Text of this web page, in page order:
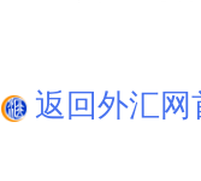
返回外汇